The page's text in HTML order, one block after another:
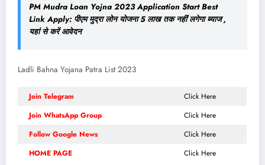
PM Mudra Loan Yojna 2023 Application Start Best
Link Apply: पीएम मुद्रा लोन योजना 5 लाख तक नहीं लगेगा ब्याज ,
यहां से करें आवेदन
Ladli Bahna Yojana Patra List 2023
Join Telegram
Click Here
Join WhatsApp Group
Click Here
Follow Google News
Click Here
HOME PAGE
Click Here